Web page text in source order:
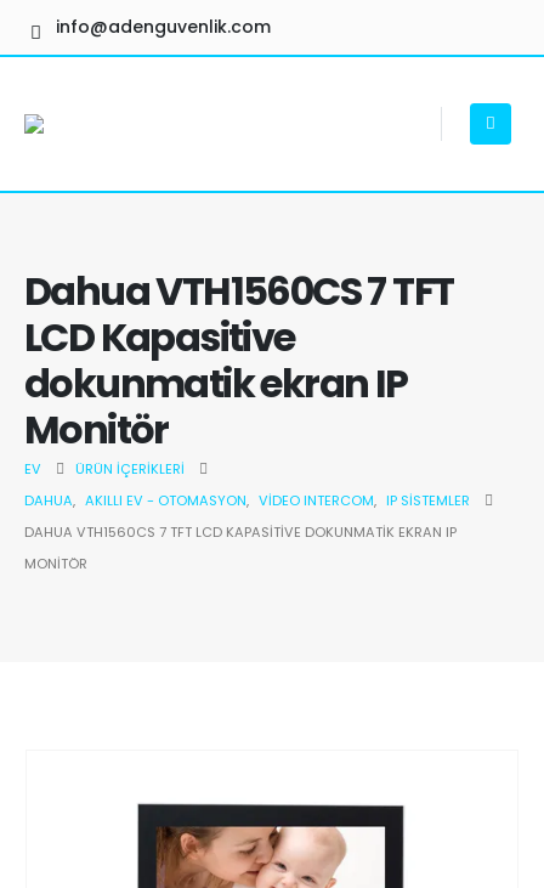
info@adenguvenlik.com
Dahua VTH1560CS 7 TFT
LCD Kapasitive
dokunmatik ekran IP
Monitör
EV
ÜRÜN İÇERIKLERI
DAHUA, AKILLI EV - OTOMASYON, VIDEO INTERCOM, IP SISTEMLER
DAHUA VTH1560CS 7 TFT LCD KAPASITIVE DOKUNMATIK EKRAN IP
MONITÖR